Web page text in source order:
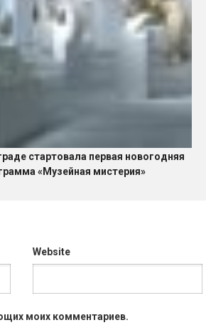
стартовала первая новогодняя
«Музейная мистерия»
Website
моих комментариев.